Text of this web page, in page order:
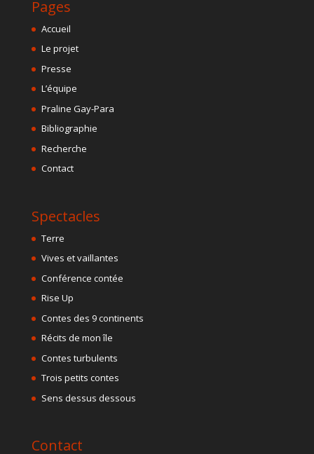
Pages
Accueil
Le projet
Presse
L’équipe
Praline Gay-Para
Bibliographie
Recherche
Contact
Spectacles
Terre
Vives et vaillantes
Conférence contée
Rise Up
Contes des 9 continents
Récits de mon île
Contes turbulents
Trois petits contes
Sens dessus dessous
Contact